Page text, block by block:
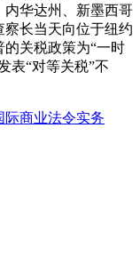
内华达州、新墨西哥
长当天向位于纽约
关税政策为“一时
表“对等关税”不
际商业法令实务